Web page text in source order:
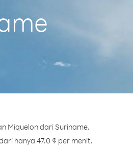
Miquelon dari Suriname.
hanya 47.0 ¢ per menit.